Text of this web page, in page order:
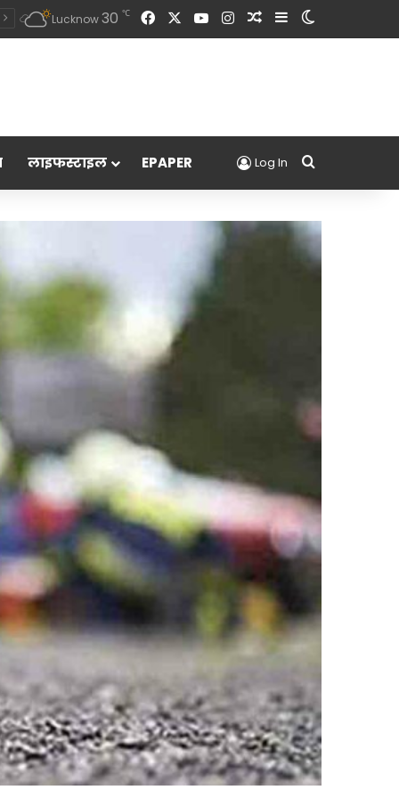
Lucknow30 ℃ FacebookYouTubeInstagram
Random Article
Sidebar
लाइफस्टाइल EPAPER Log In Search for